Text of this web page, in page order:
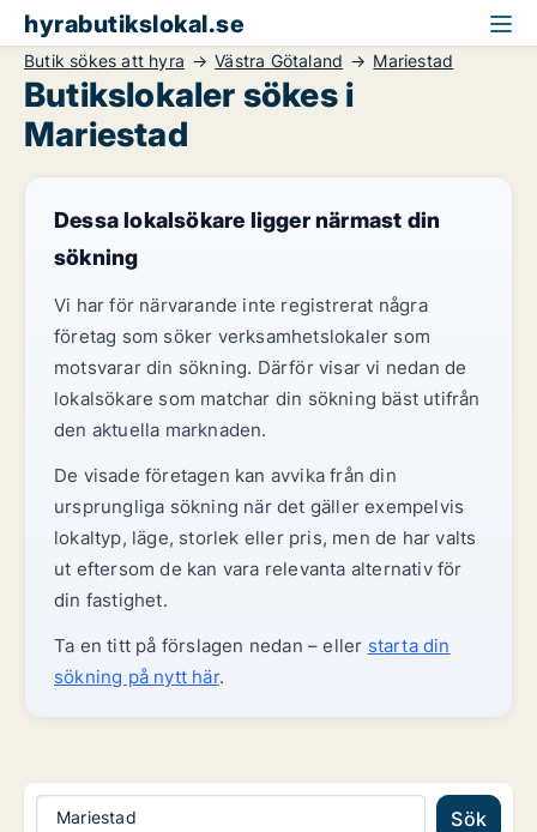
hyrabutikslokal.se
Butik sökes att hyra Västra Götaland Mariestad
Butikslokaler sökes i
Mariestad
Dessa lokalsökare ligger närmast din
sökning
Vi har för närvarande inte registrerat några
företag som söker verksamhetslokaler som
motsvarar din sökning. Därför visar vi nedan de
lokalsökare som matchar din sökning bäst utifrån
den aktuella marknaden.
De visade företagen kan avvika från din
ursprungliga sökning när det gäller exempelvis
lokaltyp, läge, storlek eller pris, men de har valts
ut eftersom de kan vara relevanta alternativ för
din fastighet.
Ta en titt på förslagen nedan – eller starta din
sökning på nytt här.
Mariestad Sök